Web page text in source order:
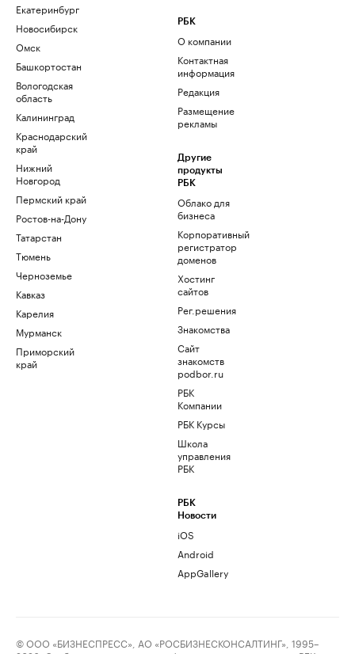
Екатеринбург
Новосибирск
Омск
Башкортостан
Вологодская
область
Калининград
Краснодарский
край
Нижний
Новгород
Пермский край
Ростов-на-Дону
Татарстан
Тюмень
Черноземье
Кавказ
Карелия
Мурманск
Приморский
край
РБК
О компании
Контактная
информация
Редакция
Размещение
рекламы
Другие
продукты
РБК
Облако для
бизнеса
Корпоративный
регистратор
доменов
Хостинг
сайтов
Рег.решения
Знакомства
Сайт
знакомств
podbor.ru
РБК
Компании
РБК Курсы
Школа
управления
РБК
РБК
Новости
iOS
Android
AppGallery
© ООО «БИЗНЕСПРЕСС», АО «РОСБИЗНЕСКОНСАЛТИНГ», 1995–